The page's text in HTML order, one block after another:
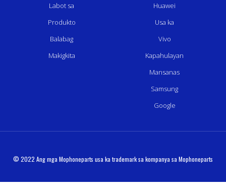
Labot sa
Produkto
Balabag
Makigkita
Huawei
Usa ka
Vivo
Kapahulayan
Mansanas
Samsung
Google
© 2022 Ang mga Mophoneparts usa ka trademark sa kompanya sa Mophoneparts